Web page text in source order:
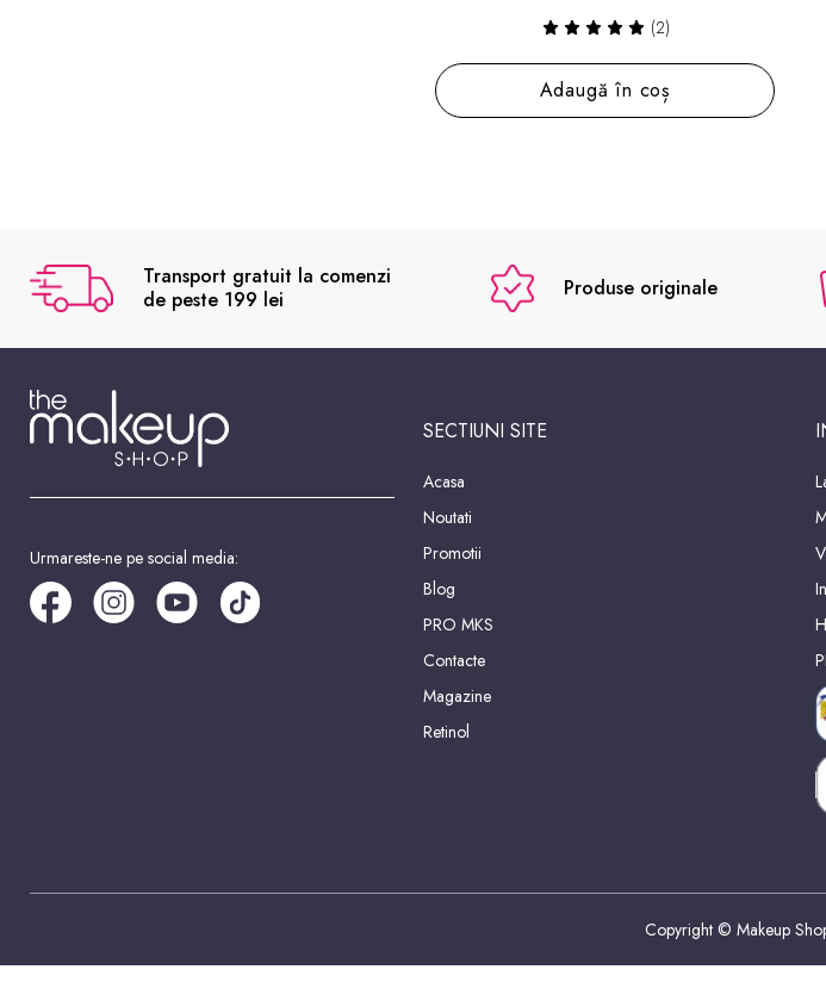
(2)
Adaugă în coș
Transport gratuit la comenzi
de peste 199 lei
Produse originale
Urmareste-ne pe social media:
SECTIUNI SITE
Acasa
Noutati
Promotii
Blog
PRO MKS
Contacte
Magazine
Retinol
Copyright © Makeup